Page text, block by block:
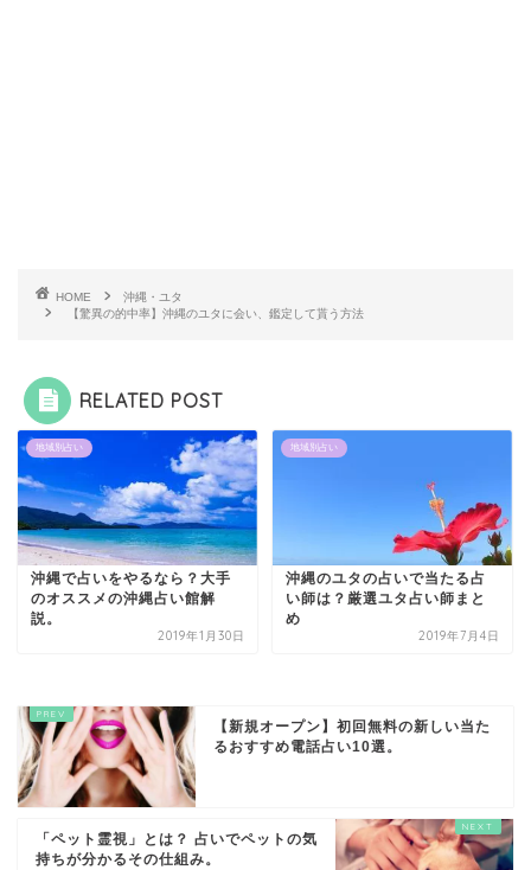
HOME
沖縄・ユタ
【驚異の的中率】沖縄のユタに会い、鑑定して貰う方法
RELATED POST
地域別占い
沖縄で占いをやるなら？大手
のオススメの沖縄占い館解
説。
2019年1月30日
地域別占い
沖縄のユタの占いで当たる占
い師は？厳選ユタ占い師まと
め
2019年7月4日
【新規オープン】初回無料の新しい当た
るおすすめ電話占い10選。
「ペット霊視」とは？ 占いでペットの気
持ちが分かるその仕組み。